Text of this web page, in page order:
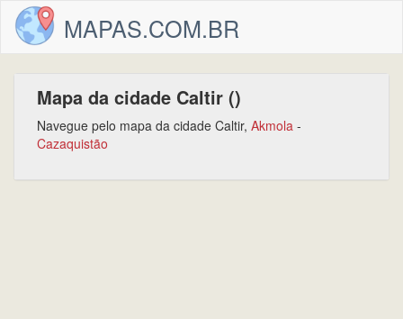
MAPAS.COM.BR
Mapa da cidade Caltir ()
Navegue pelo mapa da cidade Caltir, Akmola -
Cazaquistão